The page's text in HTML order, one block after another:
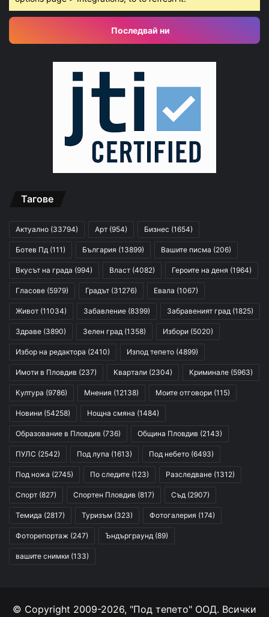
Последвай ни
Тагове
Актуално (33794) Арт (954) Бизнес (1654)
Ботев Пд (111) България (13899) Вашите писма (206)
Вкусът на града (994) Власт (4082) Героите на деня (1964)
Гласове (5979) Градът (31276) Евала (1067)
Живот (11034) Забавление (8399) Забравеният град (1825)
Здраве (3890) Зелен град (1358) Избори (5020)
Избор на редактора (2410) Изпод тепето (4899)
Имоти в Пловдив (237) Квартали (2304) Криминале (5963)
Култура (9786) Мнения (12138) Моите отговори (115)
Новини (54258) Нощна смяна (1484)
Образование в Пловдив (736) Община Пловдив (2143)
ПУЛС (2542) Под лупа (1613) Под небето (6493)
Под ножа (2745) По следите (123) Разследване (1312)
Спорт (827) Спортен Пловдив (817) Съд (2907)
Темида (2817) Туризъм (323) Фотогалерия (174)
Фоторепортаж (247) Ъндърграунд (89)
вашите снимки (133)
© Copyright 2009-2026, "Под тепето" ООД. Всички